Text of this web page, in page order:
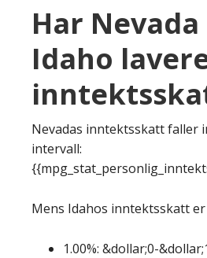
Har
Idaho
Nevadas inntektsskatt faller
intervall:
Mens Idahos inntektsskatt
1.00%: &dollar;0-